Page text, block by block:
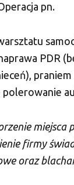
pn.
PDR
polerowanie
miejsca
firmy
oraz